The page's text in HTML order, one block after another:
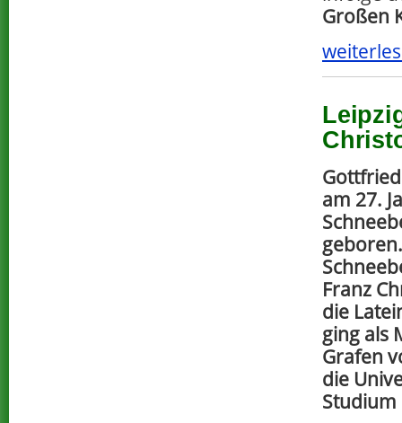
Großen
am 27.
Franz
die
ging als
Grafen
die
Studium